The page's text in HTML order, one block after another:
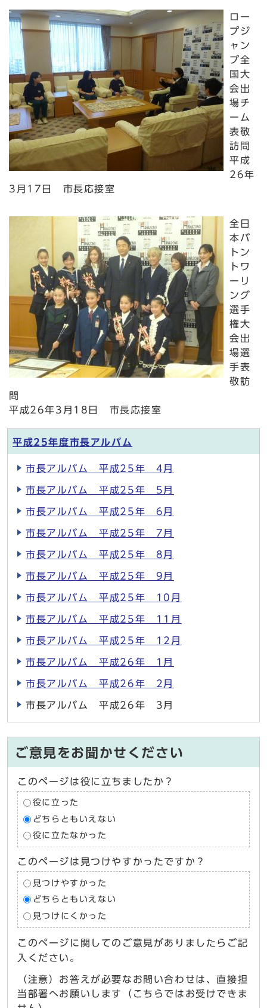
ロー
プジ
ャン
プ全
国大
会出
場チ
ーム
表敬
訪問
平成
26年
3月17日 市長応接室
全日
本バ
トン
トワ
ーリ
ング
選手
権大
会出
場選
手表
敬訪
問
平成26年3月18日 市長応接室
平成25年度市長アルバム
市長アルバム 平成25年 4月
市長アルバム 平成25年 5月
市長アルバム 平成25年 6月
市長アルバム 平成25年 7月
市長アルバム 平成25年 8月
市長アルバム 平成25年 9月
市長アルバム 平成25年 10月
市長アルバム 平成25年 11月
市長アルバム 平成25年 12月
市長アルバム 平成26年 1月
市長アルバム 平成26年 2月
市長アルバム 平成26年 3月
ご意見をお聞かせください
このページは役に立ちましたか？
役に立った
どちらともいえない
役に立たなかった
このページは見つけやすかったですか？
見つけやすかった
どちらともいえない
見つけにくかった
このページに関してのご意見がありましたらご記
入ください。
（注意）お答えが必要なお問い合わせは、直接担
当部署へお願いします（こちらではお受けできま